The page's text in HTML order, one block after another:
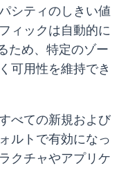
シティのしきい値
ィックは自動的に
ため、特定のゾー
可用性を維持でき
べての新規および
ルトで有効になっ
クチャやアプリケ